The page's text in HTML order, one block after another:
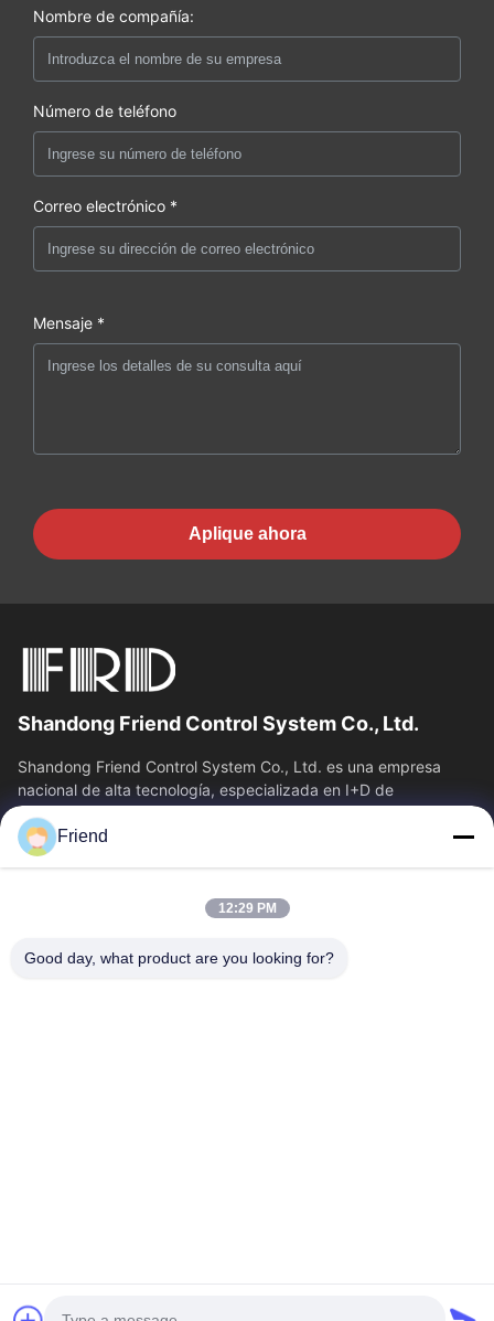
Nombre de compañía:
Número de teléfono
Correo electrónico *
Mensaje *
Aplique ahora
Shandong Friend Control System Co., Ltd.
Shandong Friend Control System Co., Ltd. es una empresa
nacional de alta tecnología, especializada en I+D de
instrumentación, fabricación y...
Vínculos Rápidos
Sobre Nosotros
Visita A La Fábrica
Control De Calidad
Friend
12:29 PM
Good day, what product are you looking for?